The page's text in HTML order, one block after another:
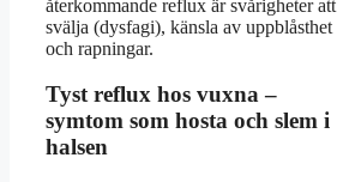
återkommande reflux är svårigheter att
svälja (dysfagi), känsla av uppblåsthet
och rapningar.
Tyst reflux hos vuxna –
symtom som hosta och slem i
halsen